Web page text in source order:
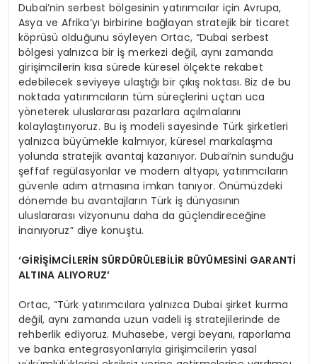
Dubai’nin serbest bölgesinin yatırımcılar için Avrupa,
Asya ve Afrika’yı birbirine bağlayan stratejik bir ticaret
köprüsü olduğunu söyleyen Ortac, “Dubai serbest
bölgesi yalnızca bir iş merkezi değil, aynı zamanda
girişimcilerin kısa sürede küresel ölçekte rekabet
edebilecek seviyeye ulaştığı bir çıkış noktası. Biz de bu
noktada yatırımcıların tüm süreçlerini uçtan uca
yöneterek uluslararası pazarlara açılmalarını
kolaylaştırıyoruz. Bu iş modeli sayesinde Türk şirketleri
yalnızca büyümekle kalmıyor, küresel markalaşma
yolunda stratejik avantaj kazanıyor. Dubai’nin sunduğu
şeffaf regülasyonlar ve modern altyapı, yatırımcıların
güvenle adım atmasına imkan tanıyor. Önümüzdeki
dönemde bu avantajların Türk iş dünyasının
uluslararası vizyonunu daha da güçlendireceğine
inanıyoruz” diye konuştu.
‘GİRİŞİMCİLERİN SÜRDÜRÜLEBİLİR BÜYÜMESİNİ GARANTİ
ALTINA ALIYORUZ’
Ortac, “Türk yatırımcılara yalnızca Dubai şirket kurma
değil, aynı zamanda uzun vadeli iş stratejilerinde de
rehberlik ediyoruz. Muhasebe, vergi beyanı, raporlama
ve banka entegrasyonlarıyla girişimcilerin yasal